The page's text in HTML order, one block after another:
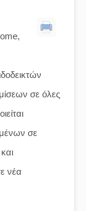
σε όλες
σε
νέα